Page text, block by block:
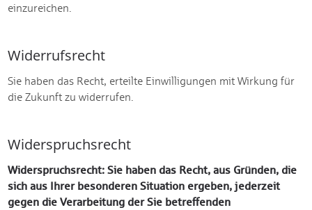
einzureichen.
Widerrufsrecht
Sie haben das Recht, erteilte Einwilligungen mit Wirkung für
die Zukunft zu widerrufen.
Widerspruchsrecht
Widerspruchsrecht: Sie haben das Recht, aus Gründen, die
sich aus Ihrer besonderen Situation ergeben, jederzeit
gegen die Verarbeitung der Sie betreffenden